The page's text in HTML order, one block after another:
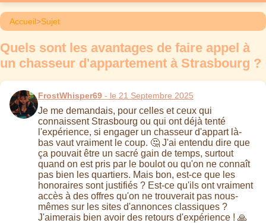
Accueil>Sujet
Quels sont les avantages de faire appel à
un chasseur d'appartement à Strasbourg ?
FrostWhisper69 - le 21 Septembre 2025
Je me demandais, pour celles et ceux qui
connaissent Strasbourg ou qui ont déjà tenté
l'expérience, si engager un chasseur d'appart là-
bas vaut vraiment le coup. 🤔 J'ai entendu dire que
ça pouvait être un sacré gain de temps, surtout
quand on est pris par le boulot ou qu'on ne connaît
pas bien les quartiers. Mais bon, est-ce que les
honoraires sont justifiés ? Est-ce qu'ils ont vraiment
accès à des offres qu'on ne trouverait pas nous-
mêmes sur les sites d'annonces classiques ?
J'aimerais bien avoir des retours d'expérience ! 🙏